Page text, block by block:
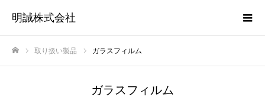
明誠株式会社
取り扱い製品 ガラスフィルム
ガラスフィルム